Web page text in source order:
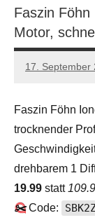
Faszin
Motor,
17. September
Faszin Föhn
trocknender
drehbarem 1
19.99 statt
✂️Code: